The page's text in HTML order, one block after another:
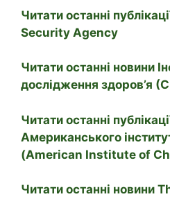
Читати останні
Security Agency
Читати останні новини
дослідження здоров’я
Читати останні
Американського
(American Institute of
Читати останні новини